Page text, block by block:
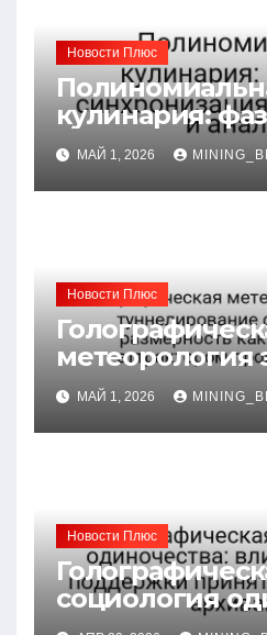
Новости Плюс
кулинария:
синхронизация
и аналога
МАЙ 1, 2026
Новости Плюс
метеорология
фрактальная
как
МАЙ 1, 2026
Новости Плюс
социология
влияние